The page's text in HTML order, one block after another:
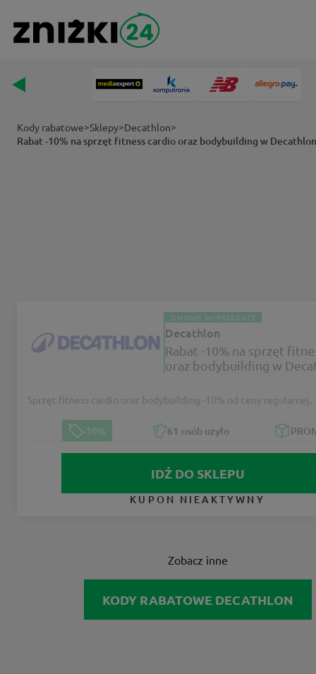
Kody rabatowe>Sklepy>Decathlon>
Rabat -10% na sprzęt fitness cardio oraz bodybuilding w Decathlon
ZIMOWE WYPRZEDAŻE
Decathlon
Rabat -10% na sprzęt
oraz bodybuilding w
-10% 61 osób użyło
IDŹ DO SKLEPU
KUPON NIEAKTYWNY
Sprzęt fitness cardio oraz bodybuilding -10% od ceny regularnej.
Zobacz inne
KODY RABATOWE DECATHLON